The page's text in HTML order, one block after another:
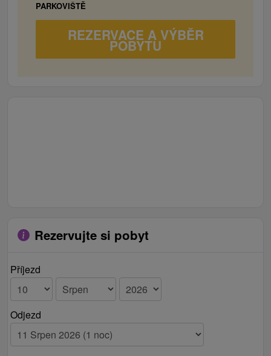
TV/SAT, rýchlovarná kanvica, chladnička
WiFi
3x Trojlôžková izba (možnosť 1 prístelky)
sociálne zariadenie
Dvojlôžková bunková izba
možnosť prístelky
spoločná kúpeľňa so sociálnym zariadením
PARKOVIŠTĚ
REZERVACE A VÝBĚR
POBYTU
Rezervujte si pobyt
Příjezd
Odjezd